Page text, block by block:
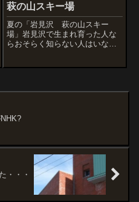
萩の山スキー場
夏の「岩見沢 萩の山スキー
場」岩見沢で生まれ育った人な
らおそらく知らない人はいない
る人いる?）。コースは6種類く
・・・